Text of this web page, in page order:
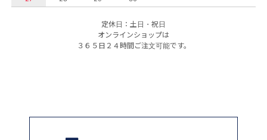
定休日：土日・祝日
オンラインショップは
３６５日２４時間ご注文可能です。